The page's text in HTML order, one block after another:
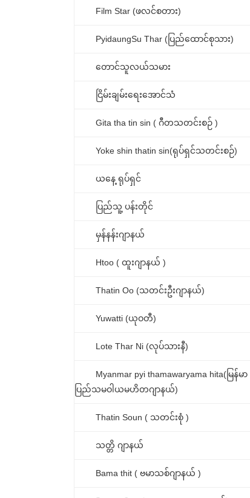
Film Star (ဖလင်စတား)
PyidaungSu Thar (ပြည်ထောင်စုသား)
တောင်သူလယ်သမား
ငြိမ်းချမ်းရေးအောင်သံ
Gita tha tin sin ( ဂီတသတင်းစဉ် )
Yoke shin thatin sin(ရုပ်ရှင်သတင်းစဉ်)
ယနေ့ ရုပ်ရှင်
ပြည်သူ့ ပန်းတိုင်
မှန်နန်းဂျာနယ်
Htoo ( ထူးဂျာနယ် )
Thatin Oo (သတင်းဦးဂျာနယ်)
Yuwatti (ယုဝတီ)
Lote Thar Ni (လုပ်သားနီ)
Myanmar pyi thamawaryama hita(မြန်မာ
ပြည်သမဝါယမဟိတဂျာနယ်)
Thatin Soun ( သတင်းစုံ )
သတ္တိ ဂျာနယ်
Bama thit ( ဗမာသစ်ဂျာနယ် )